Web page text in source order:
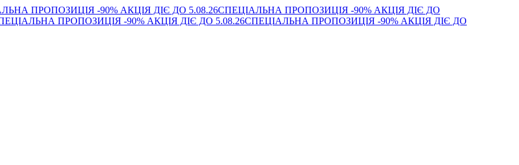
ПРОПОЗИЦІЯ -90% АКЦІЯ ДІЄ ДО 5.08.26СПЕЦІАЛЬНА ПРОПОЗИЦІЯ -90% АКЦІЯ ДІЄ ДО
ПРОПОЗИЦІЯ -90% АКЦІЯ ДІЄ ДО 5.08.26СПЕЦІАЛЬНА ПРОПОЗИЦІЯ -90% АКЦІЯ ДІЄ ДО